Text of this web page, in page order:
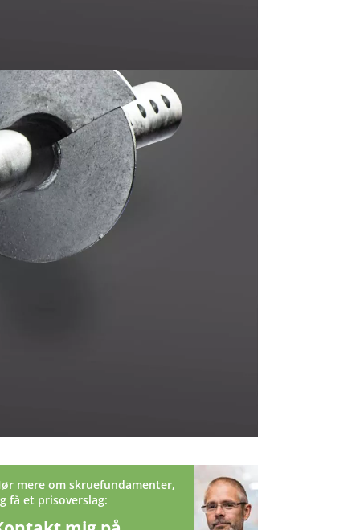
mere omskruefundamenter,
få et prisoverslag:
mig på
82 82 30 40